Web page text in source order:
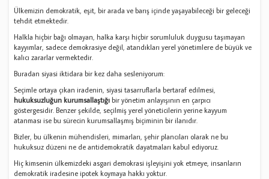
Ülkemizin demokratik, eşit, bir arada ve barış içinde yaşayabileceği bir geleceği
tehdit etmektedir.
Halkla hiçbir bağı olmayan, halka karşı hiçbir sorumluluk duygusu taşımayan
kayyımlar, sadece demokrasiye değil, atandıkları yerel yönetimlere de büyük ve
kalıcı zararlar vermektedir.
Buradan siyasi iktidara bir kez daha sesleniyorum:
Seçimle ortaya çıkan iradenin, siyasi tasarruflarla bertaraf edilmesi,
hukuksuzluğun kurumsallaştığı bir yönetim anlayışının en çarpıcı
göstergesidir. Benzer şekilde, seçilmiş yerel yöneticilerin yerine kayyum
atanması ise bu sürecin kurumsallaşmış biçiminin bir ilanıdır.
Bizler, bu ülkenin mühendisleri, mimarları, şehir plancıları olarak ne bu
hukuksuz düzeni ne de antidemokratik dayatmaları kabul ediyoruz.
Hiç kimsenin ülkemizdeki asgari demokrasi işleyişini yok etmeye, insanların
demokratik iradesine ipotek koymaya hakkı yoktur.